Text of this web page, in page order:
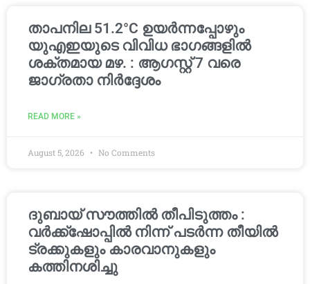
താപനില 51.2°C ഉയർന്നപ്പോഴും
യുഎഇയുടെ വിവിധ ഭാഗങ്ങളിൽ
ശക്തമായ മഴ. : ആഗസ്റ്റ് 7 വരെ
ജാഗ്രതാ നിർദ്ദേശം
READ MORE »
August 5, 2026 No Comments
ദുബായ് സൗത്തിൽ തീപിടുത്തം :
വർക്ക്‌ഷോപ്പിൽ നിന്ന് പടർന്ന തീയിൽ
ട്രക്കുകളും കാരവാനുകളും
കത്തിനശിച്ചു